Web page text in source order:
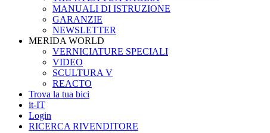
MANUALI DI ISTRUZIONE
GARANZIE
NEWSLETTER
MERIDA WORLD
VERNICIATURE SPECIALI
VIDEO
SCULTURA V
REACTO
Trova la tua bici
it-IT
Login
RICERCA RIVENDITORE